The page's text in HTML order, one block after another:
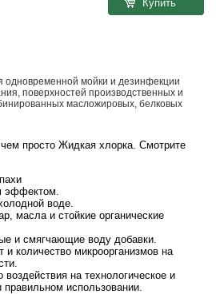
Купить
одновременной мойки и дезинфекции
поверхностей производственных и
масложировых, белковых
просто Жидкая хлорка. Смотрите
эффектом.
воде.
масла и стойкие органические
и смягчающие воду добавки.
и количество микроорганизмов на
воздействия на технологическое и
использовании.